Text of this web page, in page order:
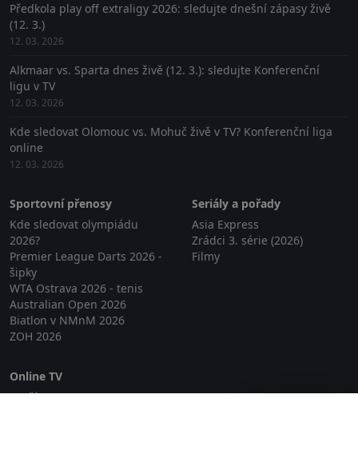
Předkola play off extraligy 2026: sledujte dnešní zápasy živě
(12. 3.)
12. 03. 2026
Alkmaar vs. Sparta dnes živě (12. 3.): sledujte Konferenční
ligu v TV
12. 03. 2026
Kde sledovat Olomouc vs. Mohuč živě v TV? Konferenční liga
online
12. 03. 2026
Sportovní přenosy
Kde sledovat olympiádu
2026?
Premier League Darts 2026 -
šipky
WTA Ostrava 2026 - tenis
Australian Open 2026
Biatlon v NMnM 2026
ZOH 2026
Seriály a pořady
Asia Express
Zrádci 3. série (2026)
Filmy
Online TV
Lepší.TV